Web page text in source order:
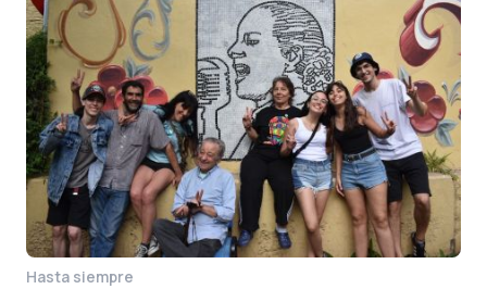
Hasta siempre